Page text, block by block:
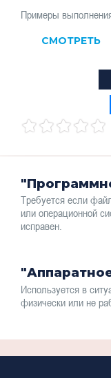
Примеры
СМОТРЕТЬ
Требуется если
или операционной
исправен.
Используется в
физически или не